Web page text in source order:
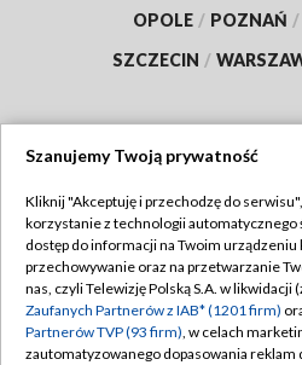
OPOLE / POZNAŃ /
SZCZECIN /
TVP
Abonament TVP
Emisja w TVP
Centrum informacji TVP
Polityka
Moje
Szanujemy Twoją prywatność
Kliknij "Akceptuję i przechodzę do
korzystanie z technologii automatycznego
dostęp do informacji na Twoim urządzeniu
przechowywanie oraz na przetwarzanie
nas, czyli Telewizję Polską S.A. w likwidacji
Zaufanych Partnerów z IAB* (1201 firm)
Partnerów TVP (93 firm), w celach
zautomatyzowanego dopasowania reklam